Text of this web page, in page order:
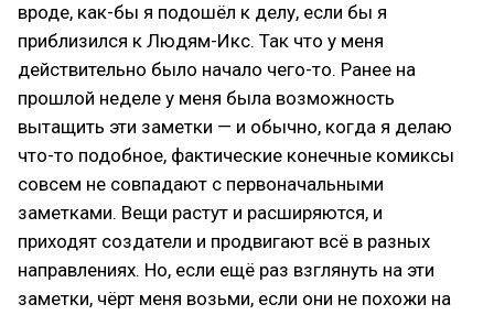
вроде, как-бы я подошёл к делу, если бы я
приблизился к Людям-Икс. Так что у меня
действительно было начало чего-то. Ранее на
прошлой неделе у меня была возможность
вытащить эти заметки — и обычно, когда я делаю
что-то подобное, фактические конечные комиксы
совсем не совпадают с первоначальными
заметками. Вещи растут и расширяются, и
приходят создатели и продвигают всё в разных
направлениях. Но, если ещё раз взглянуть на эти
заметки, чёрт меня возьми, если они не похожи на